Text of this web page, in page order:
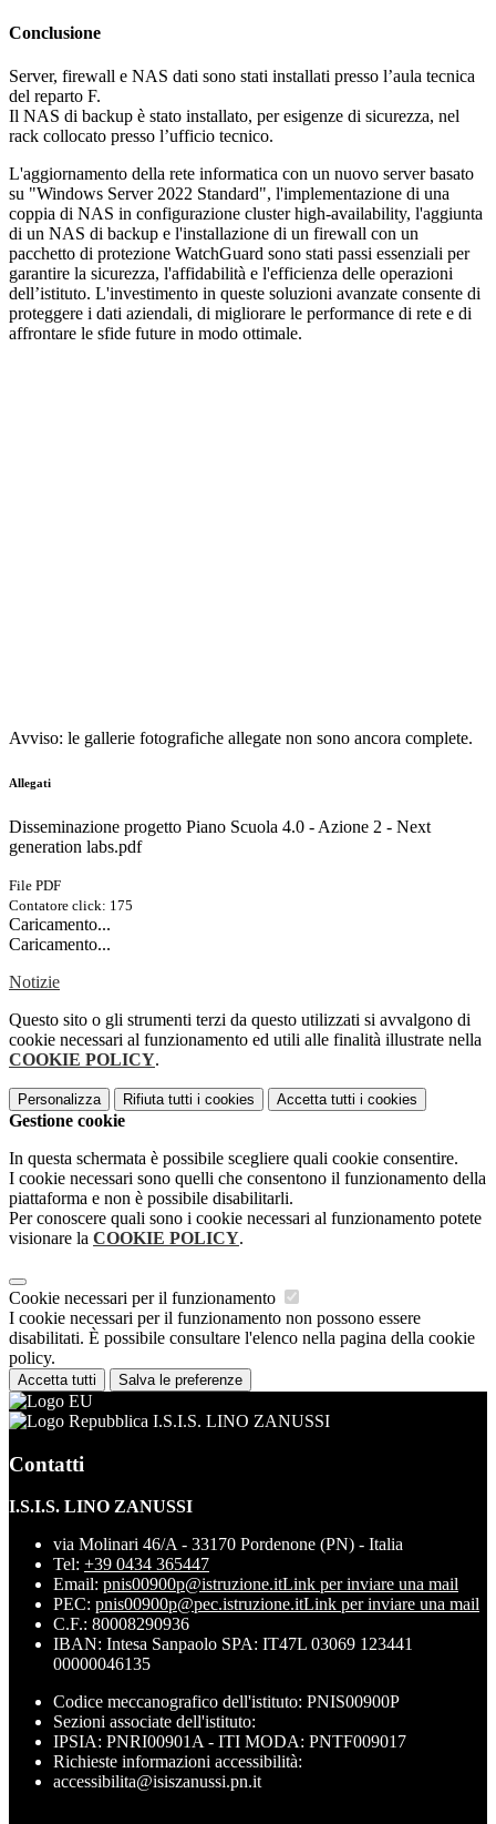
Conclusione
Server, firewall e NAS dati sono stati installati presso l’aula tecnica
del reparto F.
Il NAS di backup è stato installato, per esigenze di sicurezza, nel
rack collocato presso l’ufficio tecnico.
L'aggiornamento della rete informatica con un nuovo server basato
su "Windows Server 2022 Standard", l'implementazione di una
coppia di NAS in configurazione cluster high-availability, l'aggiunta
di un NAS di backup e l'installazione di un firewall con un
pacchetto di protezione WatchGuard sono stati passi essenziali per
garantire la sicurezza, l'affidabilità e l'efficienza delle operazioni
dell’istituto. L'investimento in queste soluzioni avanzate consente di
proteggere i dati aziendali, di migliorare le performance di rete e di
affrontare le sfide future in modo ottimale.
Avviso: le gallerie fotografiche allegate non sono ancora complete.
Allegati
Disseminazione progetto Piano Scuola 4.0 - Azione 2 - Next
generation labs.pdf
File PDF
Contatore click: 175
Caricamento...
Caricamento...
Notizie
Questo sito o gli strumenti terzi da questo utilizzati si avvalgono di
cookie necessari al funzionamento ed utili alle finalità illustrate nella
COOKIE POLICY.
Personalizza Rifiuta tutti i cookies Accetta tutti i cookies
Gestione cookie
In questa schermata è possibile scegliere quali cookie consentire.
I cookie necessari sono quelli che consentono il funzionamento della
piattaforma e non è possibile disabilitarli.
Per conoscere quali sono i cookie necessari al funzionamento potete
visionare la COOKIE POLICY.
Cookie necessari per il funzionamento
I cookie necessari per il funzionamento non possono essere
disabilitati. È possibile consultare l'elenco nella pagina della cookie
policy.
Accetta tutti Salva le preferenze
I.S.I.S. LINO ZANUSSI
Contatti
I.S.I.S. LINO ZANUSSI
via Molinari 46/A - 33170 Pordenone (PN) - Italia
Tel: +39 0434 365447
Email: pnis00900p@istruzione.itLink per inviare una mail
PEC: pnis00900p@pec.istruzione.itLink per inviare una mail
C.F.: 80008290936
IBAN: Intesa Sanpaolo SPA: IT47L 03069 123441
00000046135
Codice meccanografico dell'istituto: PNIS00900P
Sezioni associate dell'istituto:
IPSIA: PNRI00901A - ITI MODA: PNTF009017
Richieste informazioni accessibilità:
accessibilita@isiszanussi.pn.it